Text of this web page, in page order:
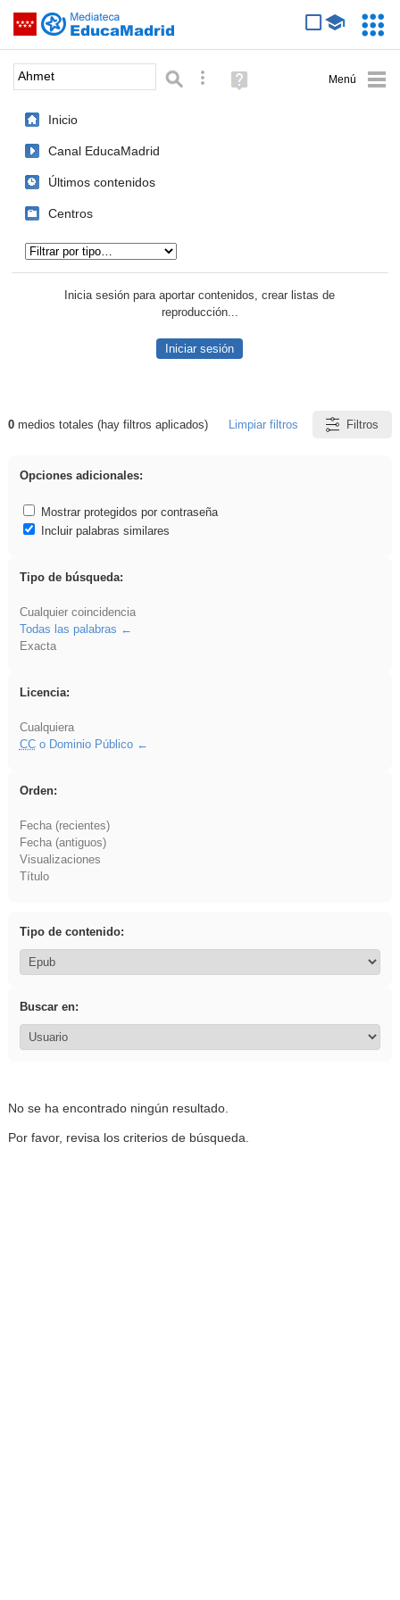
Saltar navegación
Palabra o frase: Búsqueda avanzada
Ayuda
(en
Inicio
Canal EducaMadrid
Últimos contenidos
Centros
Inicia sesión para aportar contenidos, crear listas de
reproducción...
Iniciar sesión
Resultados de: Ahmet
0medios totales (hay filtros aplicados) Limpiar filtros Filtros
Opciones adicionales:
Mostrar protegidos por contraseña
Incluir palabras similares
Tipo de búsqueda:
Cualquier coincidencia
Todas las palabras
Exacta
Licencia:
Cualquiera
CCo Dominio Público
Orden:
Fecha (recientes)
Fecha (antiguos)
Visualizaciones
Título
Tipo de contenido:
Buscar en:
No se ha encontrado ningún resultado.
Por favor, revisa los criterios de búsqueda.